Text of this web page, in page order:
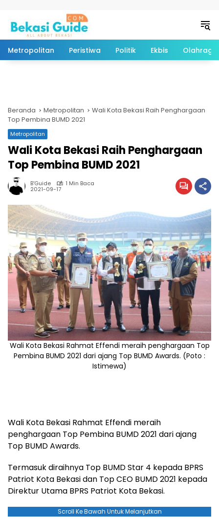
Metropolitan Peristiwa Politik Ekbis Olahraga
Beranda Metropolitan
Wali Kota Bekasi Raih Penghargaan
Top Pembina BUMD 2021
Metropolitan
Wali Kota Bekasi Raih Penghargaan
Top Pembina BUMD 2021
B'Guide 1 Min Baca
2021-09-17
Wali Kota Bekasi Rahmat Effendi meraih penghargaan Top
Pembina BUMD 2021 dari ajang Top BUMD Awards. (Poto :
Istimewa)
Wali Kota Bekasi Rahmat Effendi meraih
penghargaan Top Pembina BUMD 2021 dari ajang
Top BUMD Awards.
Termasuk diraihnya Top BUMD Star 4 kepada BPRS
Patriot Kota Bekasi dan Top CEO BUMD 2021 kepada
Direktur Utama BPRS Patriot Kota Bekasi.
Scroll Ke Bawah Untuk Melanjutkan